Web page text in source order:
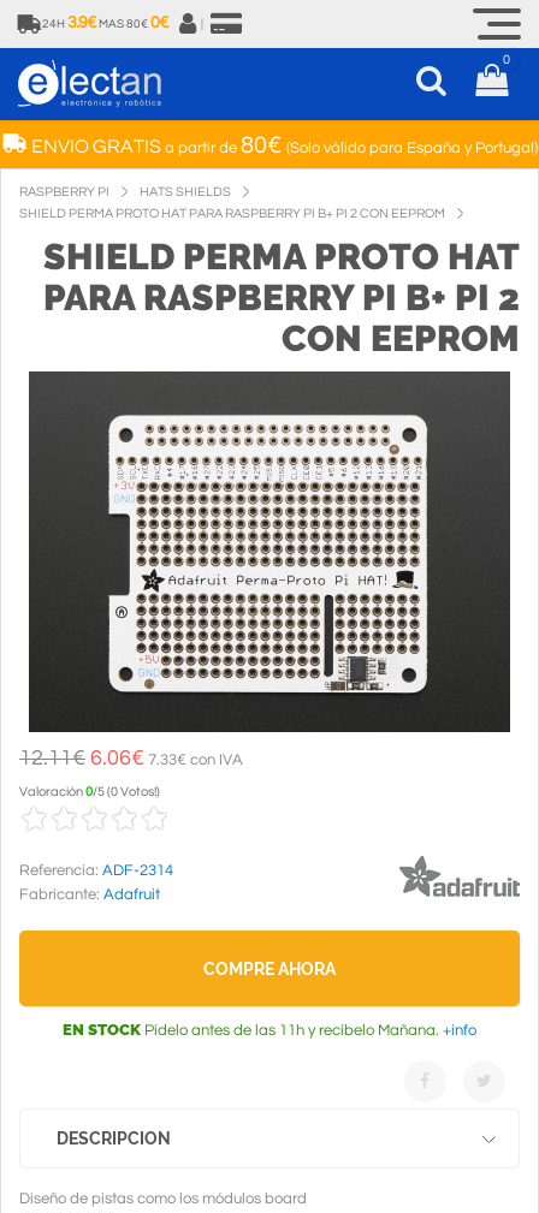
24H 3.9€ MAS 80€ 0€
0
ENVIO GRATISa partir de 80€ (Solo válido para España y Portugal)
RASPBERRY PI
HATS SHIELDS
SHIELD PERMA PROTO HAT PARA RASPBERRY PI B+ PI 2 CON EEPROM
SHIELD PERMA PROTO HAT
PARA RASPBERRY PI B+ PI 2
CON EEPROM
12.11€ 6.06€ 7.33€ con IVA
Valoración0/5(0 Votos!)
Referencia: ADF-2314
Fabricante: Adafruit
COMPRE AHORA
EN STOCK Pídelo antes de las 11h y recíbelo Mañana. +info
DESCRIPCION
Diseño de pistas como los módulos board